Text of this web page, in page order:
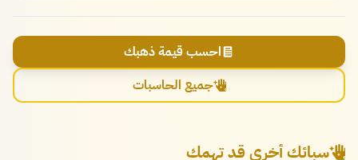
احسب قيمة ذهبك
جميع الحاسبات
سبائك أخرى قد تهمك